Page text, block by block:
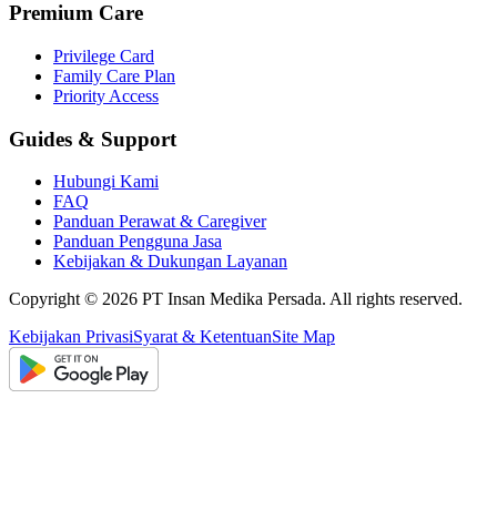
Premium Care
Privilege Card
Family Care Plan
Priority Access
Guides & Support
Hubungi Kami
FAQ
Panduan Perawat & Caregiver
Panduan Pengguna Jasa
Kebijakan & Dukungan Layanan
Copyright © 2026 PT Insan Medika Persada. All rights reserved.
Kebijakan PrivasiSyarat & KetentuanSite Map